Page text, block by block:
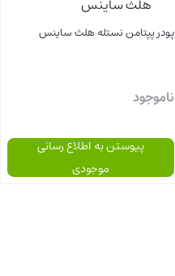
پودر پپتامن نستله هلث ساینس
ناموجود
پیوستن به اطلاع رسانی
موجودی